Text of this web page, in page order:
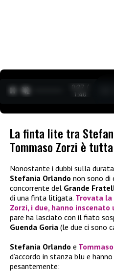
0:27 /
1:40
La finta lite tra
Tommaso Zorzi è
Nonostante i dubbi sulla
Stefania Orlando non sono di
concorrente del Grande
di una finta litigata. Trovata
Zorzi, i due, hanno
pare ha lasciato con il fiato
Guenda Goria (le due ci sono
Stefania Orlando e
d’accordo in stanza blu e
pesantemente: